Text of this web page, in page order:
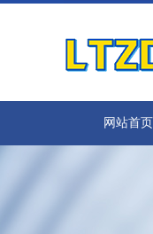
网站首页